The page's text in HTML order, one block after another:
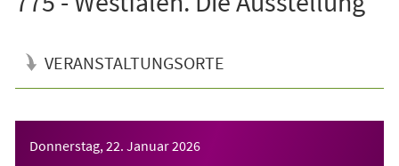
VERANSTALTUNGSORTE
Donnerstag, 22. Januar 2026